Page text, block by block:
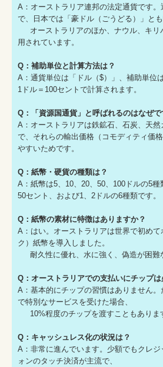
A：オーストラリア連邦の法定通貨です。
で、日本では「豪ドル（ごうどる）」と
オーストラリアのほか、ナウル、キリ
用されています。
Q：補助単位と計算方法は？
A：通貨単位は「ドル（$）」、補助単位
1ドル＝100セントで計算されます。
Q：「資源国通貨」と呼ばれるのはなぜで
A：オーストラリアは鉄鉱石、石炭、天
で、それらの輸出価格（コモディティ価
やすいためです。
Q：紙幣・硬貨の種類は？
A：紙幣は5、10、20、50、100ドルの5種
50セント、および1、2ドルの6種類です。
Q：紙幣の素材に特徴はありますか？
A：はい。オーストラリアは世界で初めて
ク）紙幣を導入しました。
耐久性に優れ、水に強く、偽造が困難
Q：オーストラリアでの支払いにチップは
A：基本的にチップの習慣はありません
で特別なサービスを受けた場合、
10%程度のチップを渡すこともありま
Q：キャッシュレス化の状況は？
A：非常に進んでいます。少額でもクレ
ォンのタッチ決済が主流で、